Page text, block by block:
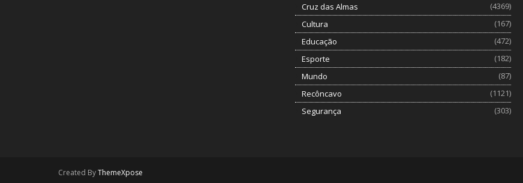
Cruz das Almas
(4369)
Cultura
(167)
Educação
(472)
Esporte
(182)
Mundo
(87)
Recôncavo
(1121)
Segurança
(303)
Created ByThemeXpose